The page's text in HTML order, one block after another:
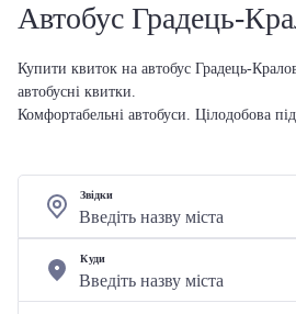
Автобус Градець-
Купити квиток на автобус Градець-
автобусні квитки.
Комфортабельні автобуси. Цілодобова
Звідки
Куди